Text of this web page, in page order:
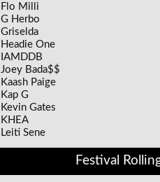
Flo Milli
G Herbo
Griselda
Headie One
IAMDDB
Joey Bada$$
Kaash Paige
Kap G
Kevin Gates
KHEA
Leiti Sene
Festival